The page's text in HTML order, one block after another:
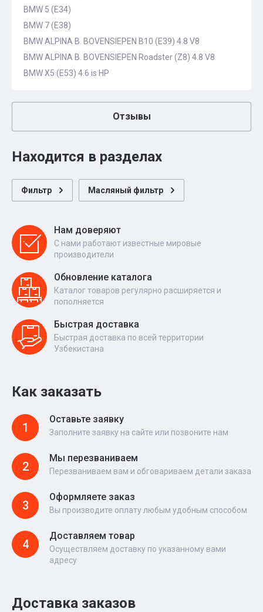
BMW 5 (E34)
BMW 7 (E38)
BMW ALPINA B. BOVENSIEPEN B10 (E39) 4.8 V8
BMW ALPINA B. BOVENSIEPEN Roadster (Z8) 4.8 V8
BMW X5 (E53) 4.6 is HP
Отзывы
Находится в разделах
Фильтр Масляный фильтр
Нам доверяют
С нами работают известные мировые
производители
Обновление каталога
Каталог товаров регулярно расширяется и
пополняется
Быстрая доставка
Быстрая доставка по всей территории
Узбекистана
Как заказать
1
Оставьте заявку
Заполните заявку на сайте или позвоните нам
2
Мы перезваниваем
Перезваниваем вам и обговариваем детали заказа
3
Оформляете заказ
Вы производите оплату любым удобным способом
4
Доставляем товар
Осуществляем доставку по указанному вами
адресу
Доставка заказов